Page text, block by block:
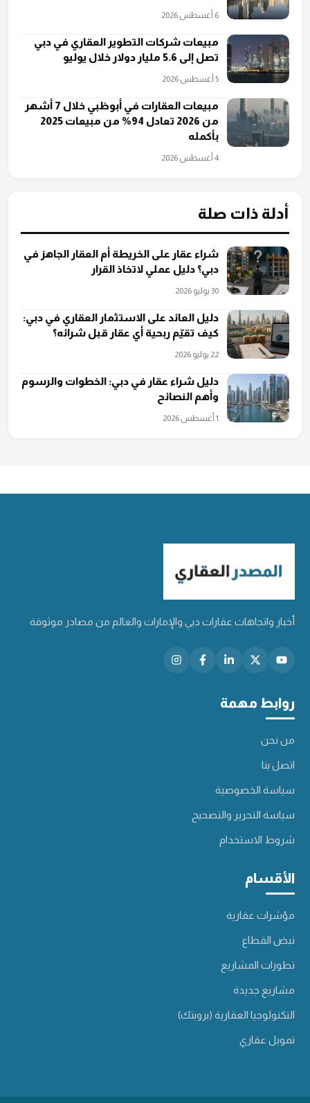
6 أغسطس 2026
مبيعات شركات التطوير العقاري في دبي
تصل إلى 5.6 مليار دولار خلال يوليو
5 أغسطس 2026
مبيعات العقارات في أبوظبي خلال 7 أشهر
من 2026 تعادل 94% من مبيعات 2025
بأكمله
4 أغسطس 2026
أدلة ذات صلة
شراء عقار على الخريطة أم العقار الجاهز في
دبي؟ دليل عملي لاتخاذ القرار
30 يوليو 2026
دليل العائد على الاستثمار العقاري في دبي:
كيف تقيّم ربحية أي عقار قبل شرائه؟
22 يوليو 2026
دليل شراء عقار في دبي: الخطوات والرسوم
وأهم النصائح
1 أغسطس 2026
أخبار واتجاهات عقارات دبي والإمارات والعالم من مصادر موثوقة
روابط مهمة
من نحن
اتصل بنا
سياسة الخصوصية
سياسة التحرير والتصحيح
شروط الاستخدام
الأقسام
مؤشرات عقارية
نبض القطاع
تطورات المشاريع
مشاريع جديدة
التكنولوجيا العقارية (بروبتك)
تمويل عقاري